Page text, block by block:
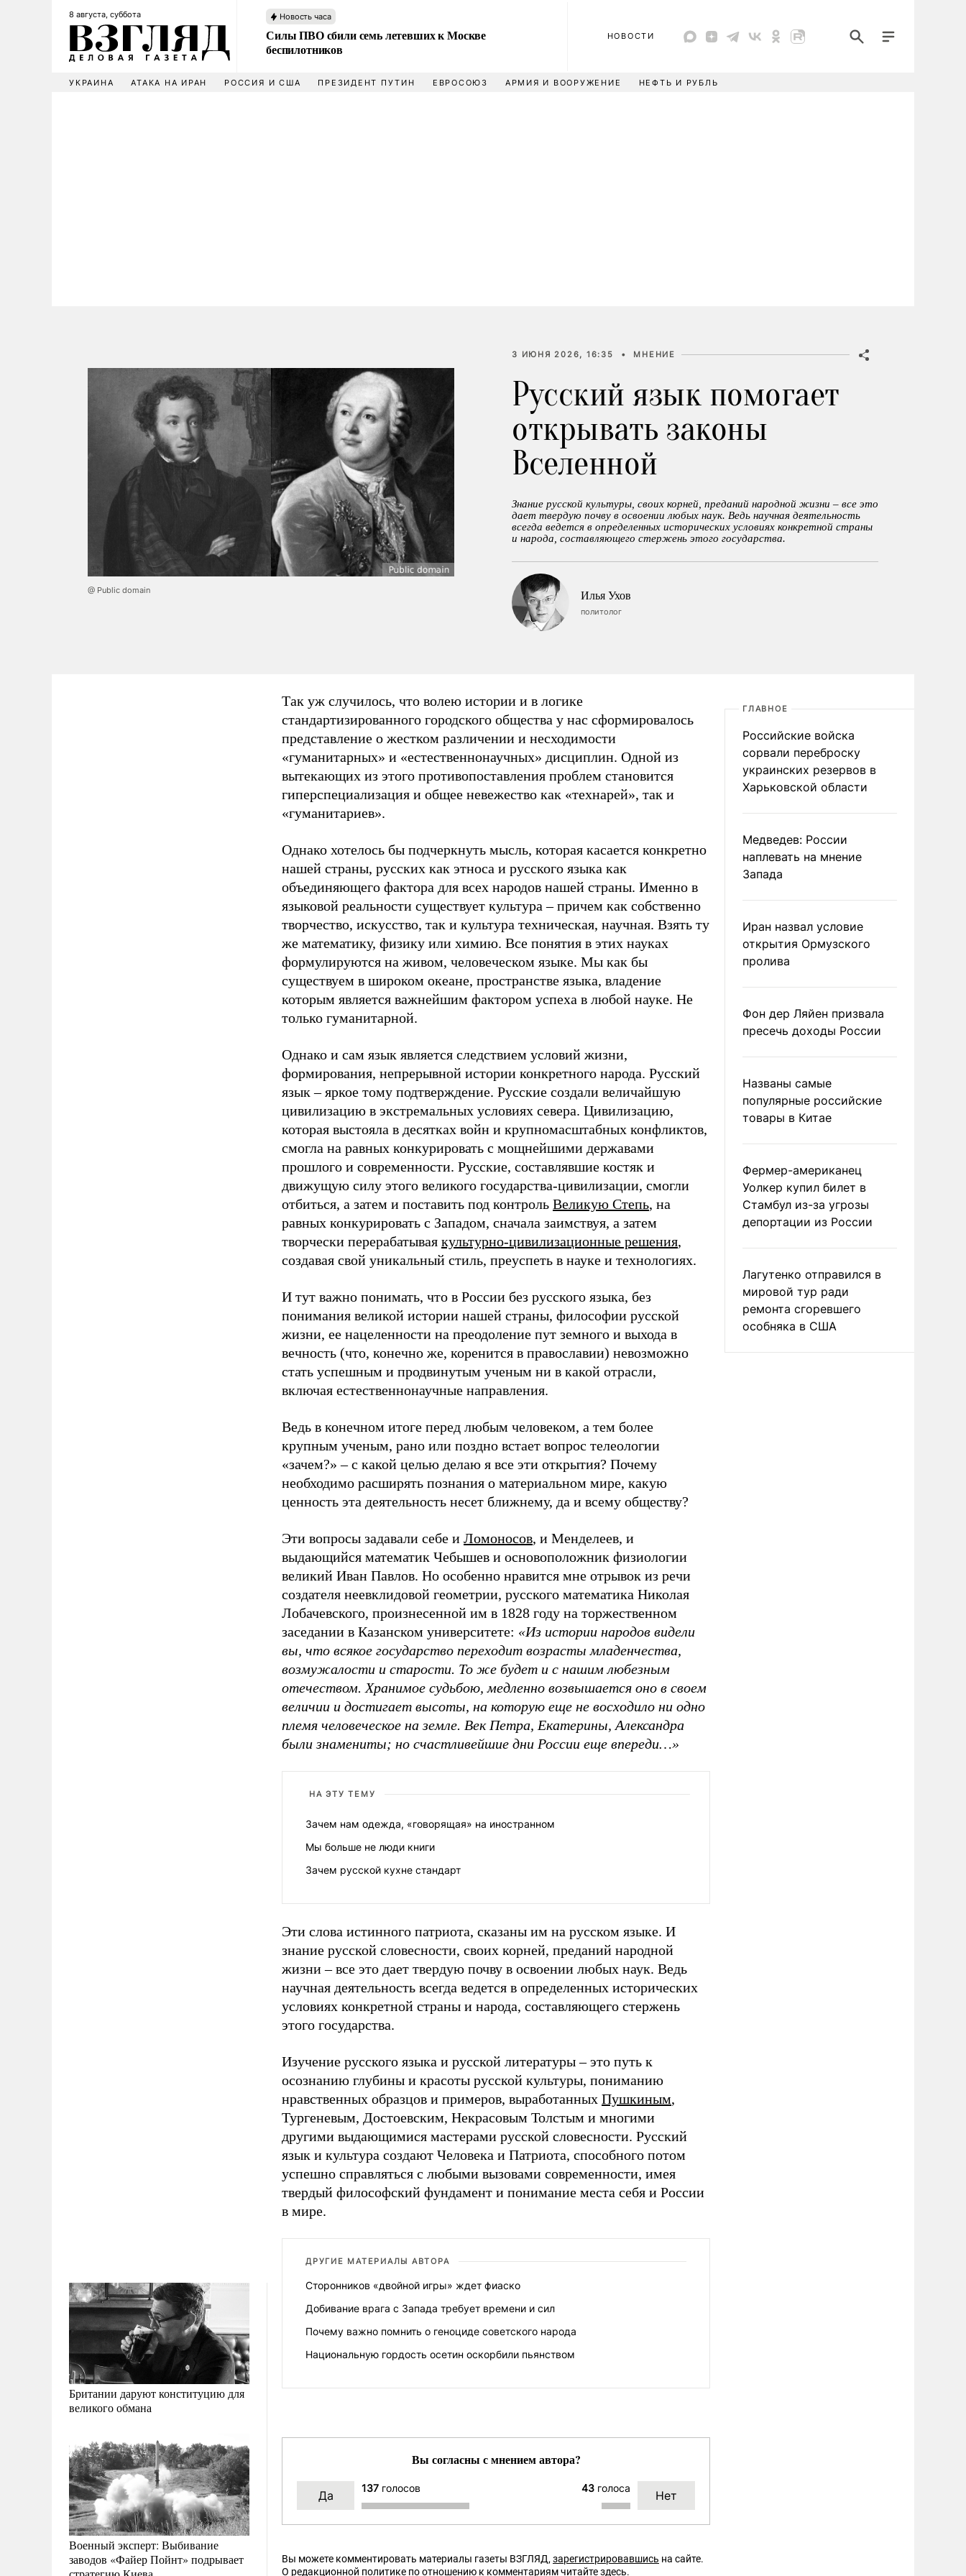
8 августа, суббота Новость часа
Силы ПВО сбили семь летевших к Москве
беспилотников
НОВОСТИ
УКРАИНА АТАКА НА ИРАН РОССИЯ И США ПРЕЗИДЕНТ ПУТИН ЕВРОСОЮЗ АРМИЯ И ВООРУЖЕНИЕ НЕФТЬ И РУБЛЬ
@ Public domain
3 ИЮНЯ 2026, 16:35 • МНЕНИЕ
Русский язык помогает
открывать законы
Вселенной
Знание русской культуры, своих корней, преданий народной жизни – все это
дает твердую почву в освоении любых наук. Ведь научная деятельность
всегда ведется в определенных исторических условиях конкретной страны
и народа, составляющего стержень этого государства.
Илья Ухов
политолог
Британии даруют конституцию для
великого обмана
Военный эксперт: Выбивание
заводов «Файер Пойнт» подрывает
Так уж случилось, что волею истории и в логике
стандартизированного городского общества у нас сформировалось
представление о жестком различении и несходимости
«гуманитарных» и «естественнонаучных» дисциплин. Одной из
вытекающих из этого противопоставления проблем становится
гиперспециализация и общее невежество как «технарей», так и
«гуманитариев».
Однако хотелось бы подчеркнуть мысль, которая касается конкретно
нашей страны, русских как этноса и русского языка как
объединяющего фактора для всех народов нашей страны. Именно в
языковой реальности существует культура – причем как собственно
творчество, искусство, так и культура техническая, научная. Взять ту
же математику, физику или химию. Все понятия в этих науках
формулируются на живом, человеческом языке. Мы как бы
существуем в широком океане, пространстве языка, владение
которым является важнейшим фактором успеха в любой науке. Не
только гуманитарной.
Однако и сам язык является следствием условий жизни,
формирования, непрерывной истории конкретного народа. Русский
язык – яркое тому подтверждение. Русские создали величайшую
цивилизацию в экстремальных условиях севера. Цивилизацию,
которая выстояла в десятках войн и крупномасштабных конфликтов,
смогла на равных конкурировать с мощнейшими державами
прошлого и современности. Русские, составлявшие костяк и
движущую силу этого великого государства-цивилизации, смогли
отбиться, а затем и поставить под контроль Великую Степь, на
равных конкурировать с Западом, сначала заимствуя, а затем
творчески перерабатывая культурно-цивилизационные решения,
создавая свой уникальный стиль, преуспеть в науке и технологиях.
И тут важно понимать, что в России без русского языка, без
понимания великой истории нашей страны, философии русской
жизни, ее нацеленности на преодоление пут земного и выхода в
вечность (что, конечно же, коренится в православии) невозможно
стать успешным и продвинутым ученым ни в какой отрасли,
включая естественнонаучные направления.
Ведь в конечном итоге перед любым человеком, а тем более
крупным ученым, рано или поздно встает вопрос телеологии
«зачем?» – с какой целью делаю я все эти открытия? Почему
необходимо расширять познания о материальном мире, какую
ценность эта деятельность несет ближнему, да и всему обществу?
Эти вопросы задавали себе и Ломоносов, и Менделеев, и
выдающийся математик Чебышев и основоположник физиологии
великий Иван Павлов. Но особенно нравится мне отрывок из речи
создателя неевклидовой геометрии, русского математика Николая
Лобачевского, произнесенной им в 1828 году на торжественном
заседании в Казанском университете: «Из истории народов видели
вы, что всякое государство переходит возрасты младенчества,
возмужалости и старости. То же будет и с нашим любезным
отечеством. Хранимое судьбою, медленно возвышается оно в своем
величии и достигает высоты, на которую еще не восходило ни одно
племя человеческое на земле. Век Петра, Екатерины, Александра
были знамениты; но счастливейшие дни России еще впереди…»
НА ЭТУ ТЕМУ
Зачем нам одежда, «говорящая» на иностранном
Мы больше не люди книги
Зачем русской кухне стандарт
Эти слова истинного патриота, сказаны им на русском языке. И
знание русской словесности, своих корней, преданий народной
жизни – все это дает твердую почву в освоении любых наук. Ведь
научная деятельность всегда ведется в определенных исторических
условиях конкретной страны и народа, составляющего стержень
этого государства.
Изучение русского языка и русской литературы – это путь к
осознанию глубины и красоты русской культуры, пониманию
нравственных образцов и примеров, выработанных Пушкиным,
Тургеневым, Достоевским, Некрасовым Толстым и многими
другими выдающимися мастерами русской словесности. Русский
язык и культура создают Человека и Патриота, способного потом
успешно справляться с любыми вызовами современности, имея
твердый философский фундамент и понимание места себя и России
в мире.
ДРУГИЕ МАТЕРИАЛЫ АВТОРА
Сторонников «двойной игры» ждет фиаско
Добивание врага с Запада требует времени и сил
Почему важно помнить о геноциде советского народа
Национальную гордость осетин оскорбили пьянством
Вы согласны с мнением автора?
137 голосов 43 голоса
Вы можете комментировать материалы газеты ВЗГЛЯД, зарегистрировавшись на сайте.
О редакционной политике по отношению к комментариям читайтездесь.
ГЛАВНОЕ
Российские войска
сорвали переброску
украинских резервов в
Харьковской области
Медведев: России
наплевать на мнение
Запада
Иран назвал условие
открытия Ормузского
пролива
Фон дер Ляйен призвала
пресечь доходы России
Названы самые
популярные российские
товары в Китае
Фермер-американец
Уолкер купил билет в
Стамбул из-за угрозы
депортации из России
Лагутенко отправился в
мировой тур ради
ремонта сгоревшего
особняка в США